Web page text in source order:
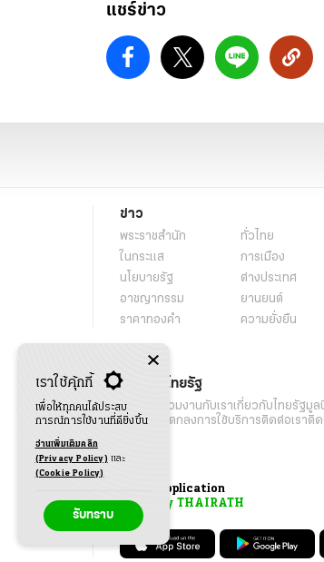
แชร์ข่าว
ข่าว
พระราชสำนัก
ทั่วไทย
ในกระแส
การเมือง
นโยบายรัฐ
ต่างประเทศ
อาชญากรรม
ยานยนต์
ราคาทองคำ
ความยั่งยืน
เกี่ยวกับไทยรัฐ
กิจกรรม ร่วมงานกับเราเกี่ยวกับไทยรัฐมูล
เงื่อนไขข้อตกลงการใช้บริการติดต่อเราติ
Application
My THAIRATH
เราใช้คุ้กกี้
เพื่อให้ทุกคนได้ประสบ
การณ์การใช้งานที่ดียิ่งขึ้น
อ่านเพิ่มเติมคลิก
(Privacy Policy) และ
(Cookie Policy)
รับทราบ